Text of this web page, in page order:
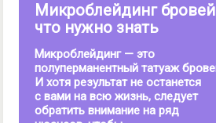
Микроблейдинг
что нужно знать
Микроблейдинг — это
полуперманентный татуаж
И хотя результат не останется
с вами на всю жизнь, следует
обратить внимание на ряд